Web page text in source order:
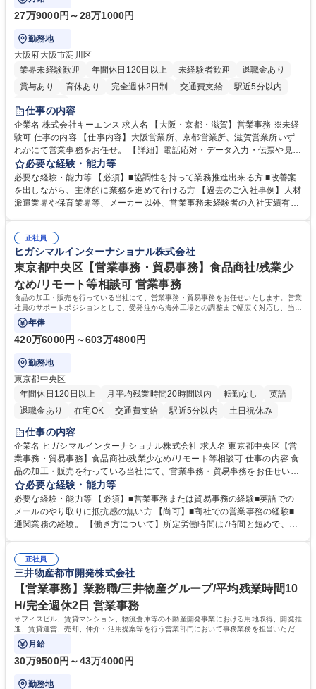
27万9000円～28万1000円
勤務地
大阪府大阪市淀川区
業界未経験歓迎
年間休日120日以上 未経験者歓迎
退職金あり
賞与あり
育休あり 完全週休2日制 交通費支給
駅近5分以内
土日祝休み
仕事の内容
企業名 株式会社キーエンス 求人名 【大阪・京都・滋賀】営業事務 ※未経
験可 仕事の内容 【仕事内容】大阪営業所、京都営業所、滋賀営業所いず
れかにて営業事務をお任せ。 【詳細】電話応対・データ入力・伝票や見積
の作成・カタログ送付・来客対応・営業所内で発生する事務業務や業務改
善をお任せ。 【教育制度】ご入社後、育成担当とペアになりながらOJTに
て業務を覚えていただくことが可能です。業務システムがきちんと構築さ
れているため、スムーズに仕事に慣れることができる環境です。また、
募集職種 【大阪・京都・滋賀】営業事務 ※未経験可
必要な経験・能力等
必要な経験・能力等 【必須】■協調性を持って業務推進出来る方 ■改善案
を出しながら、主体的に業務を進めて行ける方 【過去のご入社事例】人材
派遣業界や保育業界等、メーカー以外、営業事務未経験者の入社実績有
えて、お客様や社員の状況に合わせ、能動的なサポート、改善の動きも期
待され。組織を支えるスペシャリストとして、チームに貢献し、結果的に
社員から頼られる存在になることができます。平均19:30の退勤以降の業
務の持ち帰りも禁止されており、メリハリのある働き方となります。 学
歴・資格 学歴：大学院 大学 高専 短大 語学力： 資格：
正社員
ヒガシマルインターナショナル株式会社
東京都中央区【営業事務・貿易事務】食品商社/残業少
なめ/リモート等相談可 営業事務
食品の加工・販売を行っている当社にて、営業事務・貿易事務をお任せいたします。営業
社員のサポートポジションとして、受発注から海外工場との調整まで幅広く対応し、当社
事業の根幹を支えていただきます。
年俸
420万6000円～603万4800円
勤務地
東京都中央区
年間休日120日以上
月平均残業時間20時間以内 転勤なし
英語
退職金あり
在宅OK 交通費支給 駅近5分以内 土日祝休み
仕事の内容
企業名 ヒガシマルインターナショナル株式会社 求人名 東京都中央区【営
業事務・貿易事務】食品商社/残業少なめ/リモート等相談可 仕事の内容 食
品の加工・販売を行っている当社にて、営業事務・貿易事務をお任せいた
します。営業社員のサポートポジションとして、受発注から海外工場との
調整まで幅広く対応し、当社事業の根幹を支えていただきます。 ■受発注
業務、請求書発行 ■海外工場とのスケジュール調整 ■在庫管理 ■輸入書類
の確認・作成 ■配送手配 ■通関業者を通して行う輸出入業全般 ■倉庫との
ルプロデュースしているため、商品に関わる全ての業務をサポート頂きま
す。 募集職種 東京都中央区【営業事務・貿易事務】食品商社/残業少なめ/
リモート等相談可
必要な経験・能力等
必要な経験・能力等 【必須】■営業事務または貿易事務の経験■英語での
メールのやり取りに抵抗感の無い方 【尚可】■商社での営業事務の経験■
通関業務の経験。 【働き方について】所定労働時間は7時間と短めで、残
の強み】1991年の設立以来、外食産業を中心としたお客様の多様なニー
ズに沿った冷凍水産物等の生産・輸入・販売を一貫して手掛けています。
自社工場と海外拠点の強固な連携によるワンストップサービスが最大の強
みです。 学歴・資格 学歴：大学院 大学 語学力：英語 資格：
正社員
三井物産都市開発株式会社
【営業事務】業務職/三井物産グループ/平均残業時間10
H/完全週休2日 営業事務
オフィスビル、賃貸マンション、物流倉庫等の不動産開発事業における用地取得、開発推
進、賃貸運営、売却、仲介・活用提案等を行う営業部門において事務業務を担当いただき
ます。
月給
30万9500円～43万4000円
勤務地